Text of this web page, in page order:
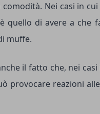
Nei casi in
di avere a che
muffe.
il fatto che, nei
provocare reazioni